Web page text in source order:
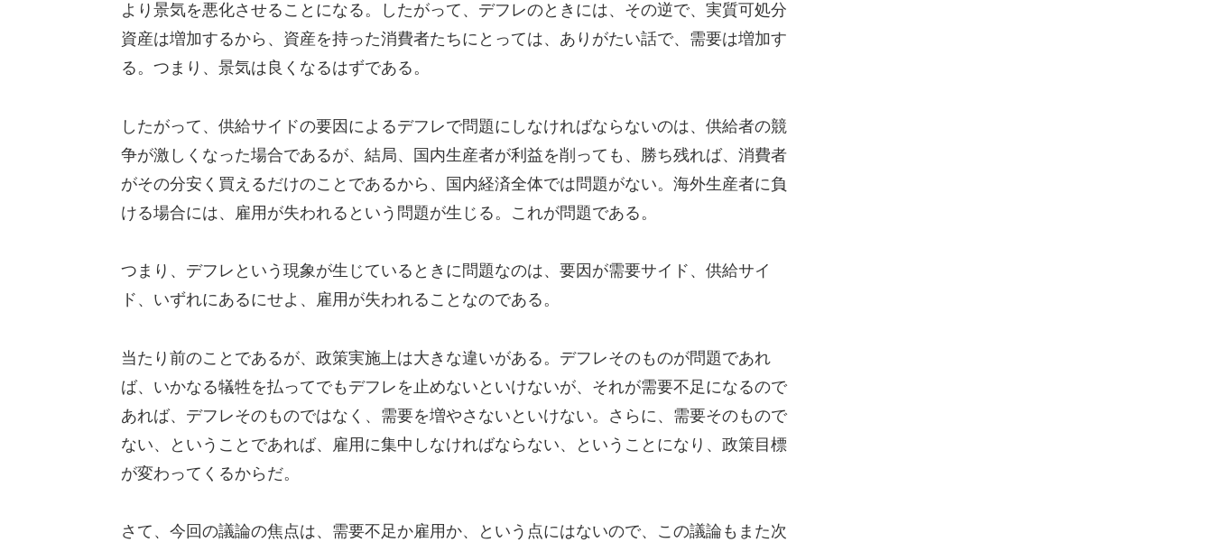
より景気を悪化させることになる。したがって、デフレのときには、その逆で、実質可処分
資産は増加するから、資産を持った消費者たちにとっては、ありがたい話で、需要は増加す
る。つまり、景気は良くなるはずである。
したがって、供給サイドの要因によるデフレで問題にしなければならないのは、供給者の競
争が激しくなった場合であるが、結局、国内生産者が利益を削っても、勝ち残れば、消費者
がその分安く買えるだけのことであるから、国内経済全体では問題がない。海外生産者に負
ける場合には、雇用が失われるという問題が生じる。これが問題である。
つまり、デフレという現象が生じているときに問題なのは、要因が需要サイド、供給サイ
ド、いずれにあるにせよ、雇用が失われることなのである。
当たり前のことであるが、政策実施上は大きな違いがある。デフレそのものが問題であれ
ば、いかなる犠牲を払ってでもデフレを止めないといけないが、それが需要不足になるので
あれば、デフレそのものではなく、需要を増やさないといけない。さらに、需要そのもので
ない、ということであれば、雇用に集中しなければならない、ということになり、政策目標
が変わってくるからだ。
さて、今回の議論の焦点は、需要不足か雇用か、という点にはないので、この議論もまた次